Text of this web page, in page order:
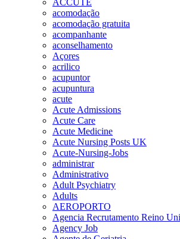
acomodação
acomodação gratuita
acompanhante
aconselhamento
Açores
acrilico
acupuntor
acupuntura
acute
Acute Admissions
Acute Care
Acute Medicine
Acute Nursing Posts UK
Acute-Nursing-Jobs
administrar
Administrativo
Adult Psychiatry
Adults
AEROPORTO
Agencia Recrutamento Reino
Agency Job